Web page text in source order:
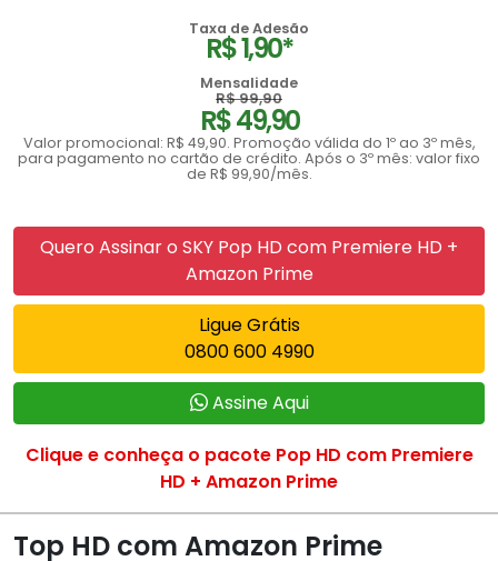
Taxa de Adesão
R$ 1,90*
Mensalidade
R$ 99,90
R$ 49,90
Valor promocional: R$ 49,90. Promoção válida do 1º ao 3º mês,
para pagamento no cartão de crédito. Após o 3º mês: valor fixo
de R$ 99,90/mês.
Quero Assinar o SKY Pop HD com Premiere HD +
Amazon Prime
Ligue Grátis
0800 600 4990
Assine Aqui
Clique e conheça o pacote Pop HD com Premiere
HD + Amazon Prime
Top HD com Amazon Prime